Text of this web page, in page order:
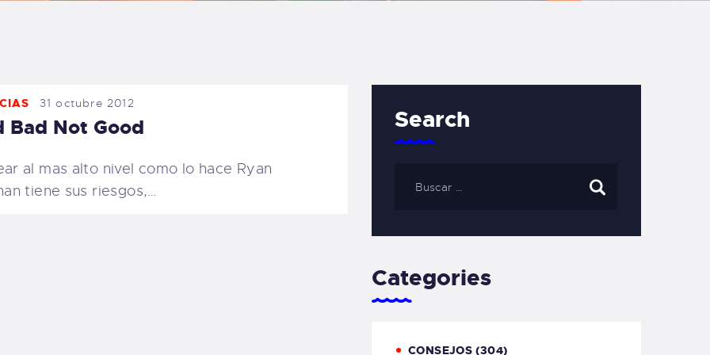
CARRITO
FAMILY
31 octubre 2012
Bad Not Good
al mas alto nivel como lo hace Ryan
tiene sus riesgos,…
Search
Categories
CONSEJOS (304)